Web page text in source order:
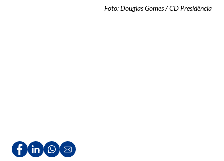
Foto: Douglas Gomes / CD Presidência